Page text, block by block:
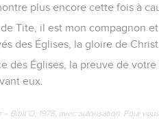
plus encore cette fois à
Tite, il est mon compagnon
des Églises, la gloire de Christ.
des Églises, la preuve de
eux.
Bibli’O, 1978, avec autorisation. Pour